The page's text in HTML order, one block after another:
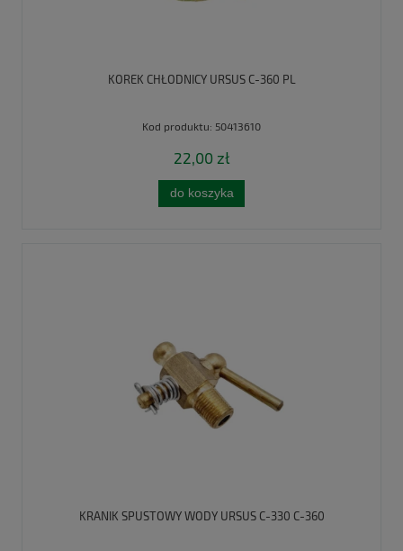
KOREK CHŁODNICY URSUS C-360 PL
Kod produktu: 50413610
22,00 zł
do koszyka
KRANIK SPUSTOWY WODY URSUS C-330 C-360